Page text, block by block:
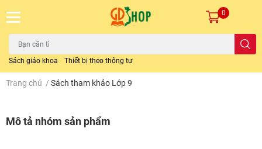
Sách giáo khoa Thiết bị theo thông tư
0
Trang chủ / Sách tham khảo Lớp 9
Mô tả nhóm sản phẩm